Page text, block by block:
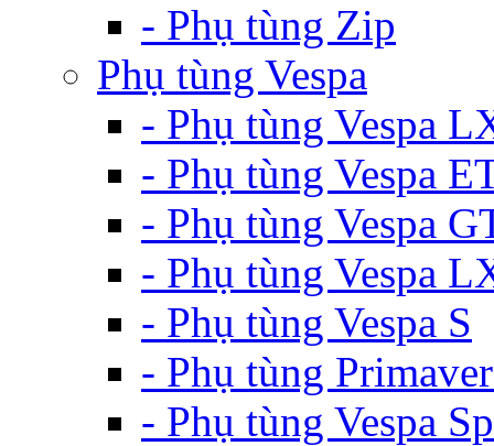
- Phụ tùng Zip
Phụ tùng Vespa
- Phụ tùng Vespa
- Phụ tùng Vespa
- Phụ tùng Vespa
- Phụ tùng Vespa
- Phụ tùng Vespa S
- Phụ tùng
- Phụ tùng Vespa